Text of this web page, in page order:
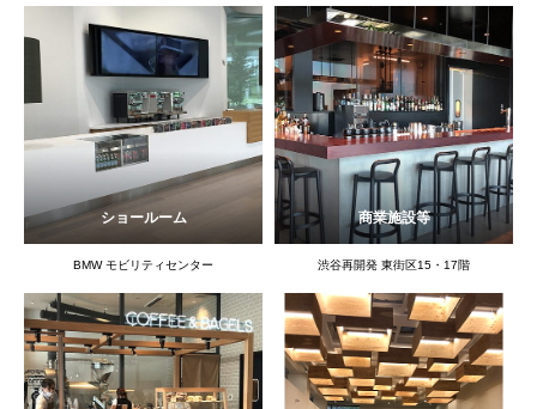
ショールーム
BMW モビリティセンター
商業施設等
渋谷再開発 東街区15・17階